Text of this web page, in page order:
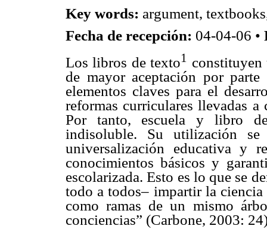
Key words: argument,
Fecha de recepción: 04-04-06 •
Los libros de texto1 constituyen
de mayor aceptación por
elementos claves para el
reformas curriculares llevadas
Por tanto, escuela y libro
indisoluble. Su utilización
universalización educativa y
conocimientos básicos y
escolarizada. Esto es lo que se
todo a todos– impartir la ciencia
como ramas de un mismo
conciencias” (Carbone, 2003: